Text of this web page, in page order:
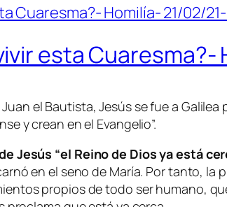
esta Cuaresma?-
el Bautista, Jesús se fue a
y crean en el Evangelio”.
Jesús “el Reino de Dios ya está
en el seno de María. Por tanto,
propios de todo ser humano,